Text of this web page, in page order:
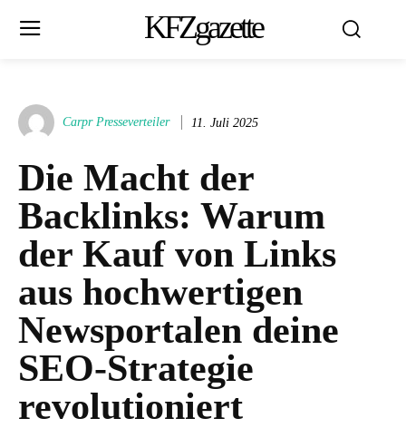
KFZgazette
Carpr Presseverteiler 11. Juli 2025
Die Macht der
Backlinks: Warum
der Kauf von Links
aus hochwertigen
Newsportalen deine
SEO-Strategie
revolutioniert